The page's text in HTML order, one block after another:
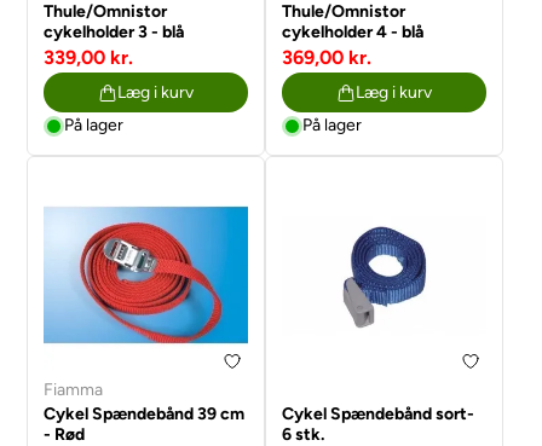
Thule/Omnistor
cykelholder 3 - blå
339,00 kr.
Læg i kurv
På lager
Thule/Omnistor
cykelholder 4 - blå
369,00 kr.
Læg i kurv
På lager
Fiamma
Cykel Spændebånd 39 cm
- Rød
Cykel Spændebånd sort-
6 stk.